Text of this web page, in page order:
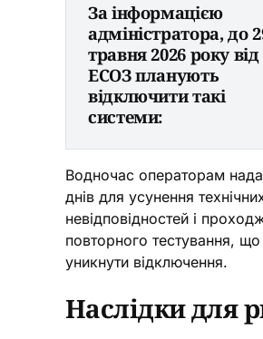
За інформацією
адміністратора, до
травня 2026 року від
ЕСОЗ планують
відключити такі
системи:
Водночас операторам
днів для усунення
невідповідностей і
повторного тестування,
уникнути відключення.
Наслідки для